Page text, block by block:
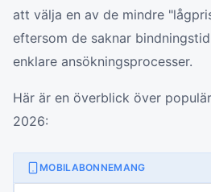
att välja en av de mindre
eftersom de saknar
enklare ansökningsprocesser.
Här är en överblick över
2026:
MOBILABONNEMANG